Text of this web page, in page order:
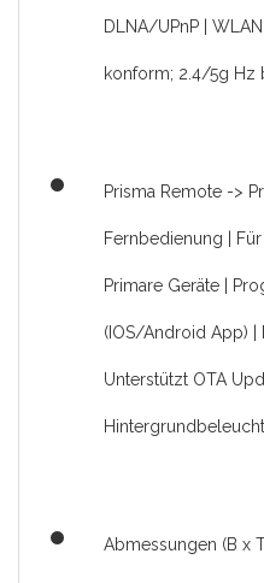
DLNA/UPnP |
konform; 2.4/5g Hz
Prisma Remote ->
Fernbedienung |
Primare Geräte |
(IOS/Android App) |
Unterstützt OTA
Abmessungen (B x